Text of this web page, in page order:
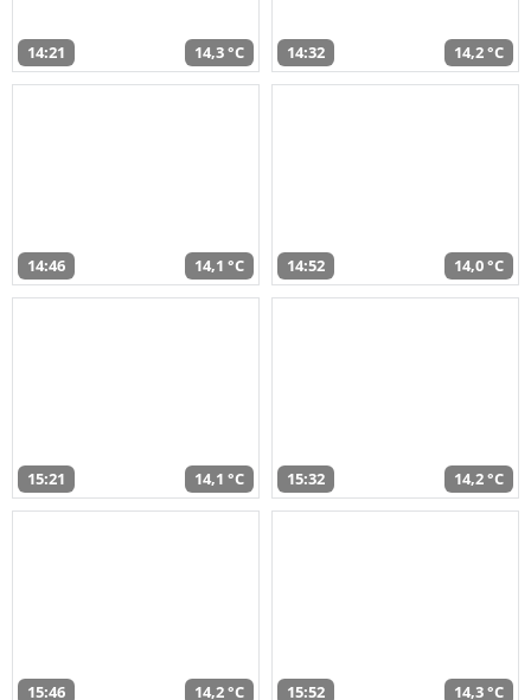
14:21 14,3 °C 14:32 14,2 °C
14:46 14,1 °C 14:52 14,0 °C
15:21 14,1 °C 15:32 14,2 °C
15:46 14,2 °C 15:52 14,3 °C